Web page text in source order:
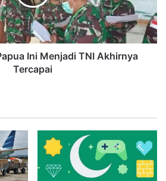
Ini Menjadi TNI Akhirnya
Tercapai